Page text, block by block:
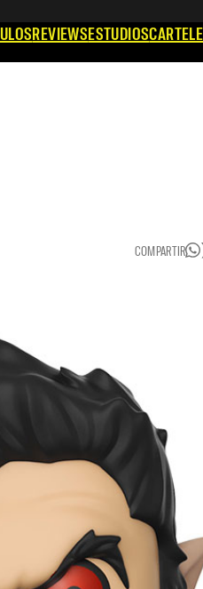
REVIEWSESTUDIOS
COMPARTIR